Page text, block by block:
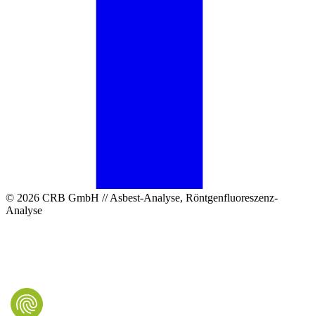
© 2026 CRB GmbH // Asbest-Analyse, Röntgenfluoreszenz-
Analyse